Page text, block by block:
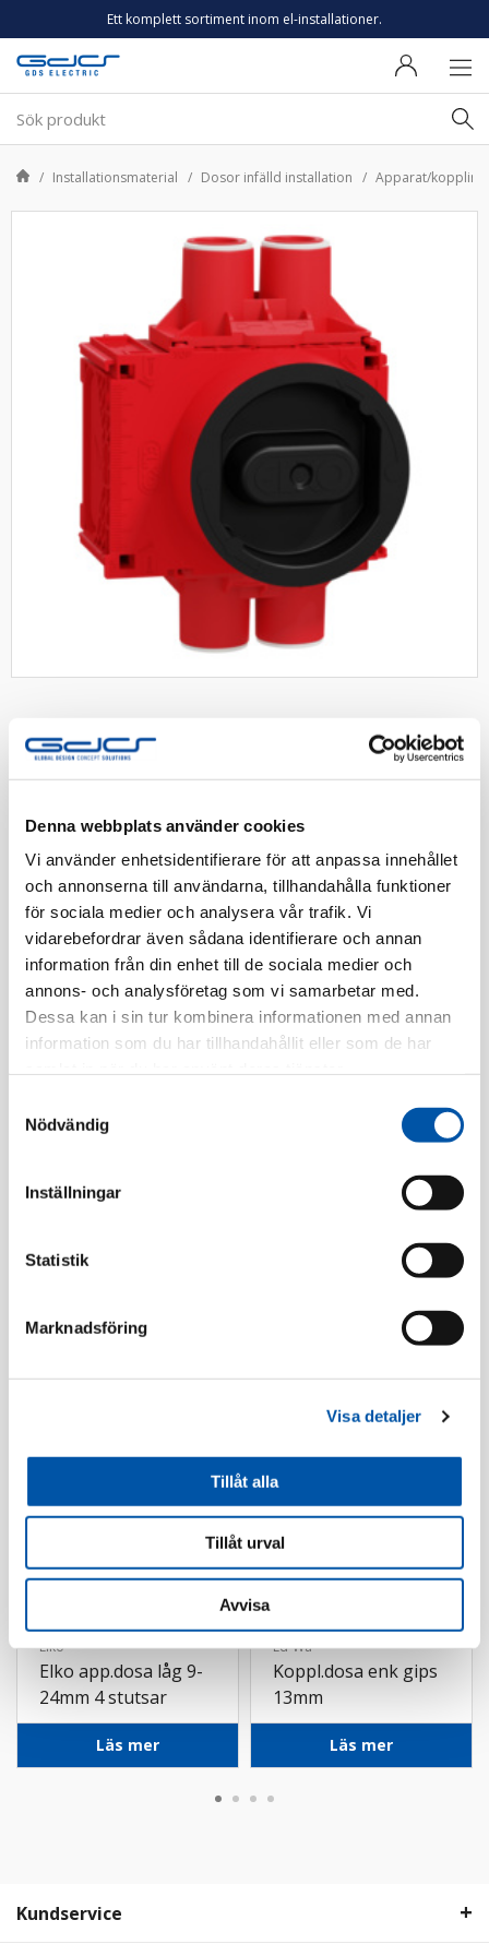
Denna webbplats använder cookies
Vi använder enhetsidentifierare för att anpassa innehållet
och annonserna till användarna, tillhandahålla funktioner
för sociala medier och analysera vår trafik. Vi
vidarebefordrar även sådana identifierare och annan
information från din enhet till de sociala medier och
annons- och analysföretag som vi samarbetar med.
Dessa kan i sin tur kombinera informationen med annan
information som du har tillhandahållit eller som de har
Nödvändig
Inställningar
Statistik
Marknadsföring
Visa detaljer
Tillåt alla
Tillåt urval
Avvisa
Ett komplett sortiment inom el-installationer.
Installationsmaterial Dosor infälld installation Apparat/
stutsar brand
Appdosa hög 4x16/20. Brand Röd
Artnr:
1420778
EAN-kod:
7020160104465
Tillv. Artnr:
EKO10446
Finns i lager
Beskrivning
Specifikation
Elko
Elko app.dosa låg 9-
24mm 4 stutsar
brand
Läs mer
Ed-Wa
Koppl.dosa enk gips
13mm
Läs mer
Kundservice